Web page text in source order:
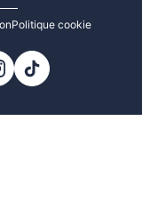
Politique cookie